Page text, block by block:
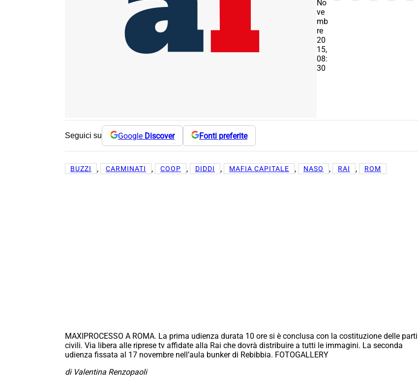
No
ve
mb
re
20
15,
08:
30
Seguici su Google Discover Fonti preferite
BUZZI , CARMINATI , COOP , DIDDI , MAFIA CAPITALE , NASO , RAI , ROM
MAXIPROCESSO A ROMA. La prima udienza durata 10 ore si è conclusa con la costituzione delle parti
civili. Via libera alle riprese tv affidate alla Rai che dovrà distribuire a tutti le immagini. La seconda
udienza fissata al 17 novembre nell’aula bunker di Rebibbia. FOTOGALLERY
di Valentina Renzopaoli